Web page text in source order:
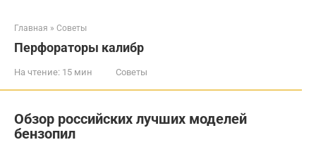
Главная » Советы
Перфораторы калибр
На чтение: 15 мин Советы
Обзор российских лучших моделей
бензопил